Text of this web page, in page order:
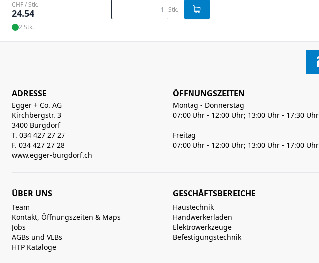
CHF / Stk.
24.54 Stk.
2 Stk.
ADRESSE
Egger + Co. AG
Kirchbergstr. 3
3400 Burgdorf
T. 034 427 27 27
F. 034 427 27 28
www.egger-burgdorf.ch
ÖFFNUNGSZEITEN
Montag - Donnerstag
07:00 Uhr - 12:00 Uhr; 13:00 Uhr - 17:30 Uhr
Freitag
07:00 Uhr - 12:00 Uhr; 13:00 Uhr - 17:00 Uhr
ÜBER UNS
Team
Kontakt, Öffnungszeiten & Maps
Jobs
AGBs und VLBs
HTP Kataloge
GESCHÄFTSBEREICHE
Haustechnik
Handwerkerladen
Elektrowerkzeuge
Befestigungstechnik